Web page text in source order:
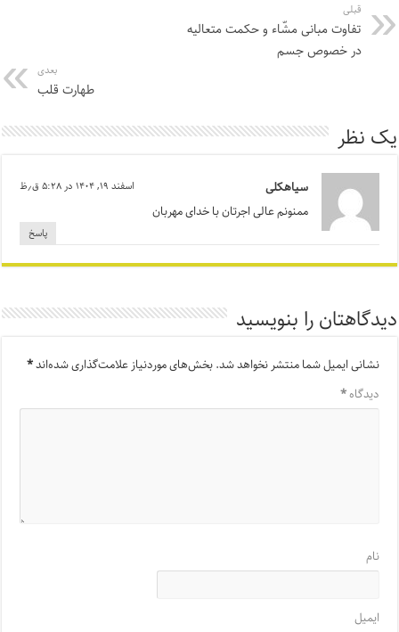
قبلی
تفاوت مبانی مشّاء و حکمت متعالیه
در خصوص جسم
بعدی
طهارت قلب
یک نظر
سیاهکلی اسفند ۱۹, ۱۴۰۴ در ۵:۲۸ ق٫ظ
ممنونم عالی اجرتان با خدای مهربان
پاسخ
دیدگاهتان را بنویسید
نشانی ایمیل شما منتشر نخواهد شد.بخش‌های موردنیاز علامت‌گذاری شده‌اند*
دیدگاه*
نام
ایمیل